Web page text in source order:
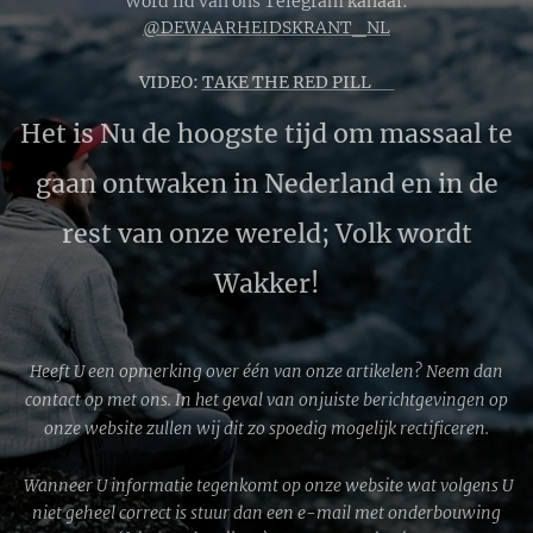
@DEWAARHEIDSKRANT_NL
VIDEO: TAKE THE RED PILL 🔴
Het is Nu de hoogste tijd om massaal te
gaan ontwaken in Nederland en in de
rest van onze wereld; Volk wordt
Wakker!
Heeft U een opmerking over één van onze artikelen? Neem dan
contact op met ons. In het geval van onjuiste berichtgevingen op
onze website zullen wij dit zo spoedig mogelijk rectificeren.
Wanneer U informatie tegenkomt op onze website wat volgens U
niet geheel correct is stuur dan een e-mail met onderbouwing